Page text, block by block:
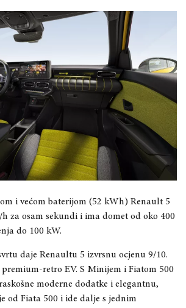
i većom baterijom (52 kWh) Renault 5
za osam sekundi i ima domet od oko 400
do 100 kW.
daje Renaultu 5 izvrsnu ocjenu 9/10.
retro EV. S Minijem i Fiatom 500
moderne dodatke i elegantnu,
od Fiata 500 i ide dalje s jednim